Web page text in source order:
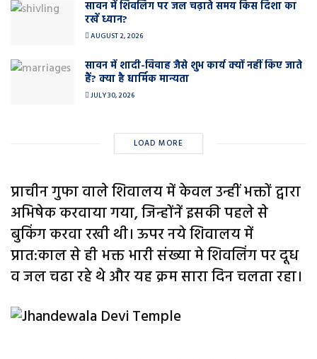
सावन में शिवलिंग पर जल चढ़ाते समय किस दिशा का
रखें ध्यान?
AUGUST 2, 2026
सावन में शादी-विवाह जैसे शुभ कार्य क्यों नहीं किए जाते
हैं? क्या है धार्मिक मान्यता
JULY 30, 2026
LOAD MORE
प्राचीन गुफा वाले शिवालय में केवल उन्हीं भक्तों द्वारा
अभिषेक करवाया गया, जिन्होंनें इसकी पहले से
बुकिंग करवा रखी थी। ऊपर नये शिवालय में
प्रात:काल से ही भक्त भारी संख्या मे शिवलिंग पर दूध
व जल चढा रहे थे और यह क्रम सारा दिन चलता रहा।